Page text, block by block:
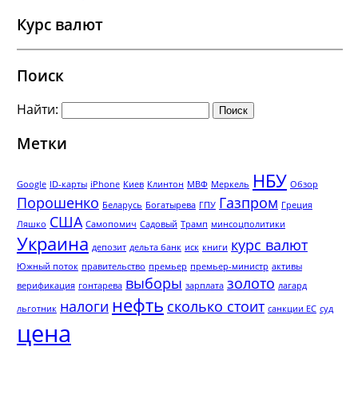
Курс валют
Поиск
Найти:
Метки
Google ID-карты iPhone Киев Клинтон МВФ Меркель НБУ Обзор
Порошенко Беларусь Богатырева ГПУ Газпром Греция
Ляшко США Самопомич Садовый Трамп минсоцполитики
Украина депозит дельта банк иск книги курс валют
Южный поток правительство премьер премьер-министр активы
верификация гонтарева выборы зарплата золото лагард
льготник налоги нефть сколько стоит санкции ЕС суд
цена